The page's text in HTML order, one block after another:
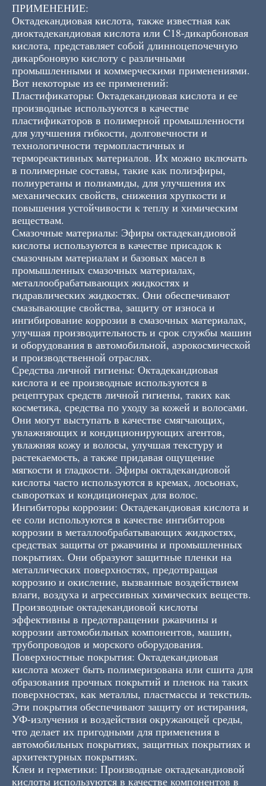
ПРИМЕНЕНИЕ:
Октадекандиовая кислота, также известная как
диоктадекандиовая кислота или C18-дикарбоновая
кислота, представляет собой длинноцепочечную
дикарбоновую кислоту с различными
промышленными и коммерческими применениями.
Вот некоторые из ее применений:
Пластификаторы: Октадекандиовая кислота и ее
производные используются в качестве
пластификаторов в полимерной промышленности
для улучшения гибкости, долговечности и
технологичности термопластичных и
термореактивных материалов. Их можно включать
в полимерные составы, такие как полиэфиры,
полиуретаны и полиамиды, для улучшения их
механических свойств, снижения хрупкости и
повышения устойчивости к теплу и химическим
веществам.
Смазочные материалы: Эфиры октадекандиовой
кислоты используются в качестве присадок к
смазочным материалам и базовых масел в
промышленных смазочных материалах,
металлообрабатывающих жидкостях и
гидравлических жидкостях. Они обеспечивают
смазывающие свойства, защиту от износа и
ингибирование коррозии в смазочных материалах,
улучшая производительность и срок службы машин
и оборудования в автомобильной, аэрокосмической
и производственной отраслях.
Средства личной гигиены: Октадекандиовая
кислота и ее производные используются в
рецептурах средств личной гигиены, таких как
косметика, средства по уходу за кожей и волосами.
Они могут выступать в качестве смягчающих,
увлажняющих и кондиционирующих агентов,
увлажняя кожу и волосы, улучшая текстуру и
растекаемость, а также придавая ощущение
мягкости и гладкости. Эфиры октадекандиовой
кислоты часто используются в кремах, лосьонах,
сыворотках и кондиционерах для волос.
Ингибиторы коррозии: Октадекандиовая кислота и
ее соли используются в качестве ингибиторов
коррозии в металлообрабатывающих жидкостях,
средствах защиты от ржавчины и промышленных
покрытиях. Они образуют защитные пленки на
металлических поверхностях, предотвращая
коррозию и окисление, вызванные воздействием
влаги, воздуха и агрессивных химических веществ.
Производные октадекандиовой кислоты
эффективны в предотвращении ржавчины и
коррозии автомобильных компонентов, машин,
трубопроводов и морского оборудования.
Поверхностные покрытия: Октадекандиовая
кислота может быть полимеризована или сшита для
образования прочных покрытий и пленок на таких
поверхностях, как металлы, пластмассы и текстиль.
Эти покрытия обеспечивают защиту от истирания,
УФ-излучения и воздействия окружающей среды,
что делает их пригодными для применения в
автомобильных покрытиях, защитных покрытиях и
архитектурных покрытиях.
Клеи и герметики: Производные октадекандиовой
кислоты используются в качестве компонентов в